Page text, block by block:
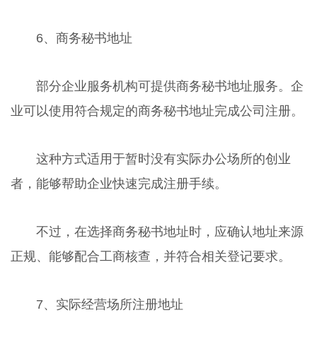
6、商务秘书地址
部分企业服务机构可提供商务秘书地址服务。企
业可以使用符合规定的商务秘书地址完成公司注册。
这种方式适用于暂时没有实际办公场所的创业
者，能够帮助企业快速完成注册手续。
不过，在选择商务秘书地址时，应确认地址来源
正规、能够配合工商核查，并符合相关登记要求。
7、实际经营场所注册地址